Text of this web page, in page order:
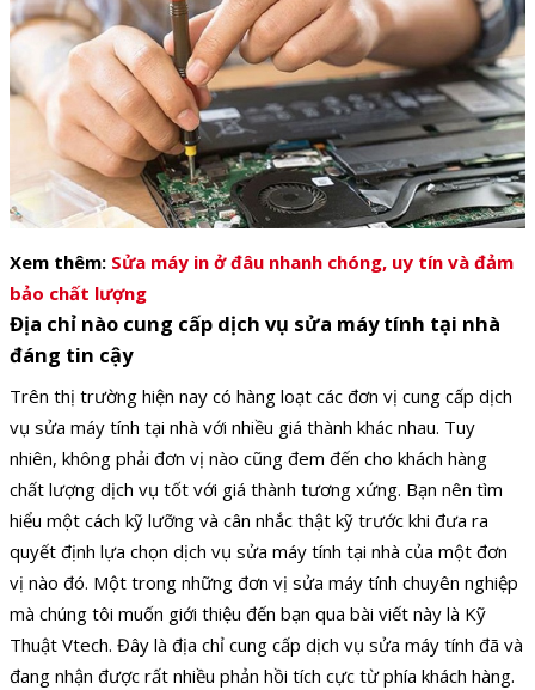
Xem thêm: Sửa máy in ở đâu nhanh chóng, uy tín và đảm
bảo chất lượng
Địa chỉ nào cung cấp dịch vụ sửa máy tính tại nhà
đáng tin cậy
Trên thị trường hiện nay có hàng loạt các đơn vị cung cấp dịch
vụ sửa máy tính tại nhà với nhiều giá thành khác nhau. Tuy
nhiên, không phải đơn vị nào cũng đem đến cho khách hàng
chất lượng dịch vụ tốt với giá thành tương xứng. Bạn nên tìm
hiểu một cách kỹ lưỡng và cân nhắc thật kỹ trước khi đưa ra
quyết định lựa chọn dịch vụ sửa máy tính tại nhà của một đơn
vị nào đó. Một trong những đơn vị sửa máy tính chuyên nghiệp
mà chúng tôi muốn giới thiệu đến bạn qua bài viết này là Kỹ
Thuật Vtech. Đây là địa chỉ cung cấp dịch vụ sửa máy tính đã và
đang nhận được rất nhiều phản hồi tích cực từ phía khách hàng.